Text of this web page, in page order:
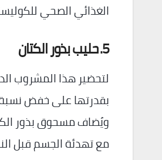
الغذائي الصحي
5. حليب بذور الكتان
بقدرتها على خفض نسبة
ويُضاف مسحوق بذور
مع تهدئة الجسم قبل النوم. كما